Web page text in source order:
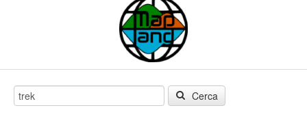
Cerca